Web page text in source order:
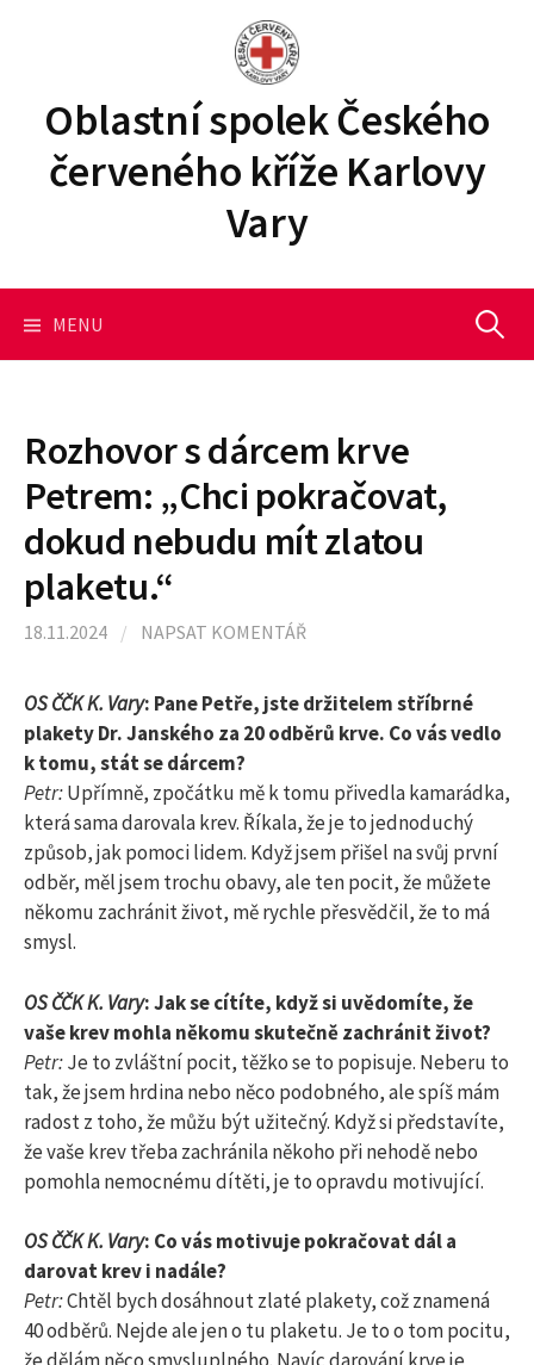
s
Oblastní spolek Českého
červeného kříže Karlovy
Vary
MENU V
v
á
í
Rozhovor s dárcem krve
Petrem: „Chci pokračovat,
dokud nebudu mít zlatou
plaketu.“
18.11.2024 / NAPSAT KOMENTÁŘ
OS ČČK K. Vary: Pane Petře, jste držitelem stříbrné
plakety Dr. Janského za 20 odběrů krve. Co vás vedlo
k tomu, stát se dárcem?
Petr:Upřímně, zpočátku mě k tomu přivedla kamarádka,
která sama darovala krev. Říkala, že je to jednoduchý
způsob, jak pomoci lidem. Když jsem přišel na svůj první
odběr, měl jsem trochu obavy, ale ten pocit, že můžete
někomu zachránit život, mě rychle přesvědčil, že to má
smysl.
OS ČČK K. Vary: Jak se cítíte, když si uvědomíte, že
vaše krev mohla někomu skutečně zachránit život?
Petr:Je to zvláštní pocit, těžko se to popisuje. Neberu to
tak, že jsem hrdina nebo něco podobného, ale spíš mám
radost z toho, že můžu být užitečný. Když si představíte,
že vaše krev třeba zachránila někoho při nehodě nebo
pomohla nemocnému dítěti, je to opravdu motivující.
OS ČČK K. Vary: Co vás motivuje pokračovat dál a
darovat krev i nadále?
Petr:Chtěl bych dosáhnout zlaté plakety, což znamená
40 odběrů. Nejde ale jen o tu plaketu. Je to o tom pocitu,